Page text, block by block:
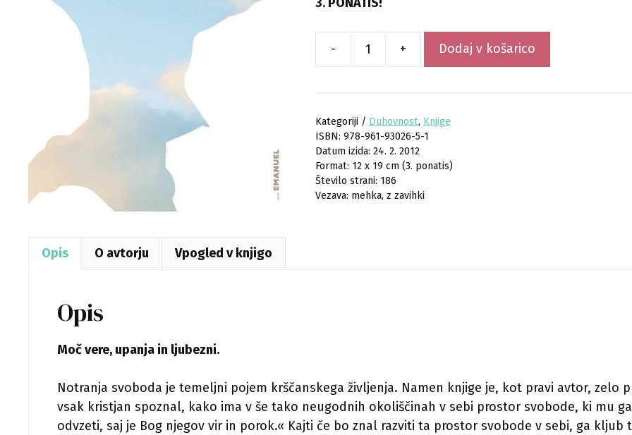
-
količina
+ Dodaj v košarico
Kategoriji / Duhovnost, Knjige
978-961-93026-5-1
Datum izida: 24. 2. 2012
Format: 12 x 19 cm (3. ponatis)
Število strani: 186
Vezava: mehka, z zavihki
Opis O avtorju Vpogled v knjigo
Opis
Moč vere, upanja in ljubezni.
Notranja svoboda je temeljni pojem krščanskega življenja. Namen knjige je, kot pravi avtor, zelo
vsak kristjan spoznal, kako ima v še tako neugodnih okoliščinah v sebi prostor svobode, ki mu
odvzeti, saj je Bog njegov vir in porok.« Kajti če bo znal razviti ta prostor svobode v sebi, ga kljub